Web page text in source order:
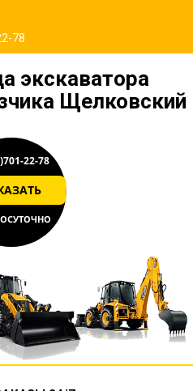
экскаватора
Щелковский
22-78
78